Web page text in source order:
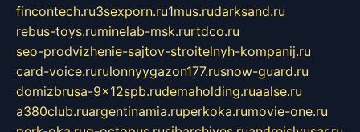
fincontech.ru3sexporn.ru1mus.rudarksand.ru
rebus-toys.ruminelab-msk.rurtdco.ru
seo-prodvizhenie-sajtov-stroitelnyh-kompanij.ru
card-voice.rurulonnyygazon177.rusnow-guard.ru
domizbrusa-9x12spb.rudemaholding.ruaalse.ru
a380club.ruargentinamia.ruperkoka.rumovie-one.ru